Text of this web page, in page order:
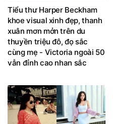
Tiểu thư Harper Beckham
khoe visual xinh đẹp, thanh
xuân mơn mởn trên du
thuyền triệu đô, đọ sắc
cùng mẹ - Victoria ngoài 50
vẫn đỉnh cao nhan sắc